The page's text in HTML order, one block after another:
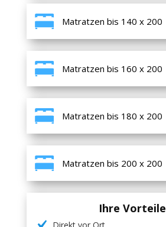
Matratzen bis 140 x 200
Matratzen bis 160 x 200
Matratzen bis 180 x 200
Matratzen bis 200 x 200
Ihre Vorteile